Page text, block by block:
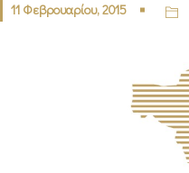
11 Φεβρουαρίου, 2015